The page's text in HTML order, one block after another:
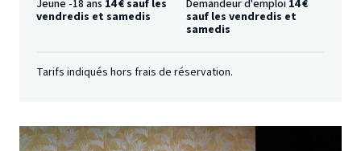
Jeune -18 ans 14 € sauf les
vendredis et samedis
Demandeur d'emploi 14 €
sauf les vendredis et
samedis
Tarifs indiqués hors frais de réservation.